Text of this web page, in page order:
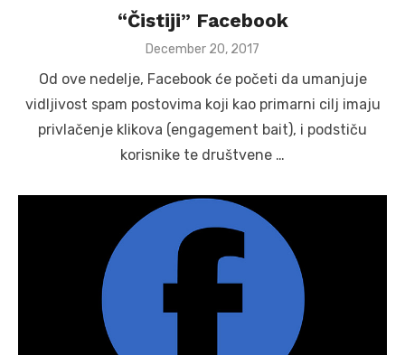
“Čistiji” Facebook
Posted
December 20, 2017
Od ove nedelje, Facebook će početi da umanjuje
vidljivost spam postovima koji kao primarni cilj imaju
privlačenje klikova (engagement bait), i podstiču
korisnike te društvene …